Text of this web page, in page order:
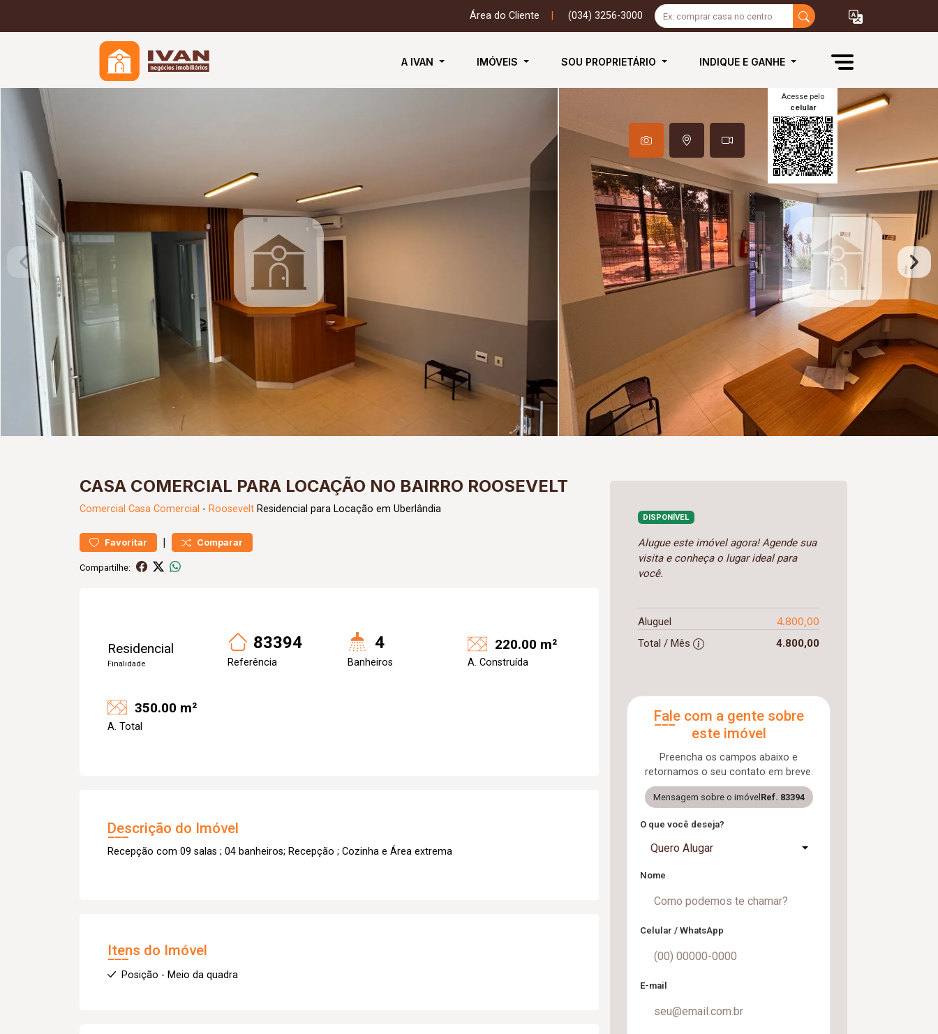
Área do Cliente (034) 3256-3000
A IVAN IMÓVEIS SOU PROPRIETÁRIO INDIQUE E GANHE
Acesse pelo
celular
CASA COMERCIAL PARA LOCAÇÃO NO BAIRRO ROOSEVELT
Comercial Casa Comercial - Roosevelt Residencial para Locação em Uberlândia
Favoritar | Comparar
Compartilhe:
Residencial
Finalidade
83394
Referência
4
Banheiros
220.00 m²
A. Construída
350.00 m²
A. Total
Descrição do Imóvel
Recepção com 09 salas ; 04 banheiros; Recepção ; Cozinha e Área extrema
Itens do Imóvel
Posição - Meio da quadra
DISPONÍVEL
Alugue este imóvel agora! Agende sua
visita e conheça o lugar ideal para
você.
Aluguel 4.800,00
Total / Mês 4.800,00
Fale com a gente sobre
este imóvel
Preencha os campos abaixo e
retornamos o seu contato em breve.
Mensagem sobre o imóvel Ref. 83394
O que você deseja?
Quero Alugar
Nome
Celular / WhatsApp
E-mail